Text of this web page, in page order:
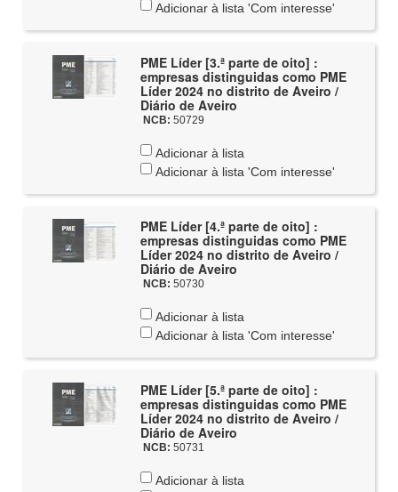
Adicionar à lista 'Com interesse'
PME Líder [3.ª parte de oito] :
empresas distinguidas como PME
Líder 2024 no distrito de Aveiro /
Diário de Aveiro
NCB: 50729
Adicionar à lista
Adicionar à lista 'Com interesse'
PME Líder [4.ª parte de oito] :
empresas distinguidas como PME
Líder 2024 no distrito de Aveiro /
Diário de Aveiro
NCB: 50730
Adicionar à lista
Adicionar à lista 'Com interesse'
PME Líder [5.ª parte de oito] :
empresas distinguidas como PME
Líder 2024 no distrito de Aveiro /
Diário de Aveiro
NCB: 50731
Adicionar à lista